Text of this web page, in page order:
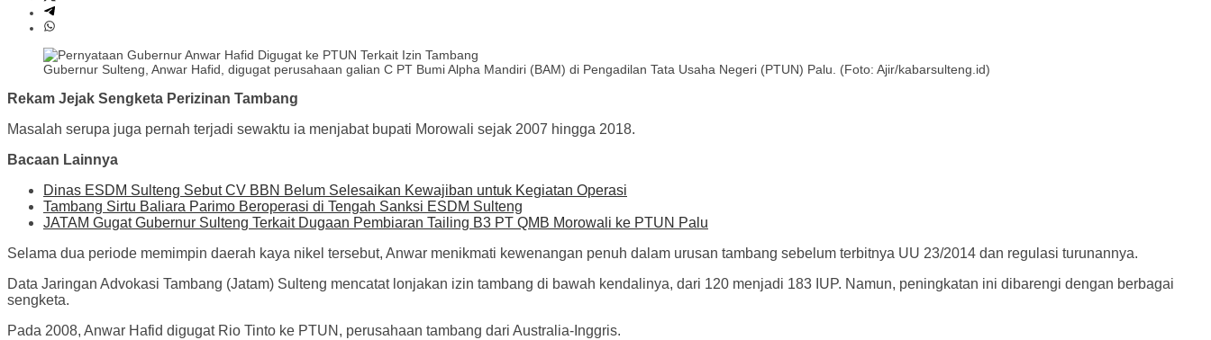
Gubernur Sulteng, Anwar Hafid, digugat perusahaan galian C PT Bumi Alpha Mandiri (BAM) di Pengadilan Tata Usaha Negeri (PTUN) Palu. (Foto: Ajir/kabarsulteng.id)
Rekam Jejak Sengketa Perizinan Tambang
Masalah serupa juga pernah terjadi sewaktu ia menjabat bupati Morowali sejak 2007 hingga 2018.
Bacaan Lainnya
Dinas ESDM Sulteng Sebut CV BBN Belum Selesaikan Kewajiban untuk Kegiatan Operasi
Tambang Sirtu Baliara Parimo Beroperasi di Tengah Sanksi ESDM Sulteng
JATAM Gugat Gubernur Sulteng Terkait Dugaan Pembiaran Tailing B3 PT QMB Morowali ke PTUN Palu
Selama dua periode memimpin daerah kaya nikel tersebut, Anwar menikmati kewenangan penuh dalam urusan tambang sebelum terbitnya UU 23/2014 dan regulasi turunannya.
​Data Jaringan Advokasi Tambang (Jatam) Sulteng mencatat lonjakan izin tambang di bawah kendalinya, dari 120 menjadi 183 IUP. Namun, peningkatan ini dibarengi dengan berbagai
sengketa.
Pada 2008, Anwar Hafid digugat Rio Tinto ke PTUN, perusahaan tambang dari Australia-Inggris.